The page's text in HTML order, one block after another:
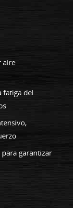
aire
fatiga del
garantizar